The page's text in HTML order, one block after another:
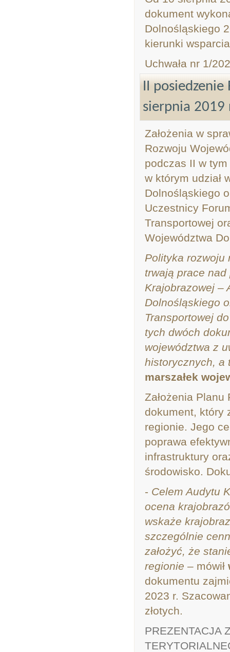
dokument
Dolnośląskiego
kierunki
Uchwała nr 1/
II
sierpnia 2019
Założenia w
Rozwoju
podczas II w
w którym udział
Dolnośląskiego
Uczestnicy
Transportowej
Województwa
Polityka rozwoju
trwają prace
Krajobrazowej –
Dolnośląskiego
Transportowej
tych dwóch
województwa z
historycznych, a
marszałek
Założenia
dokument, który
regionie. Jego
poprawa
infrastruktury
środowisko.
- Celem Audytu
ocena
wskaże
szczególnie
założyć, że
regionie – mówił
dokumentu
2023 r.
złotych.
PREZENTACJA